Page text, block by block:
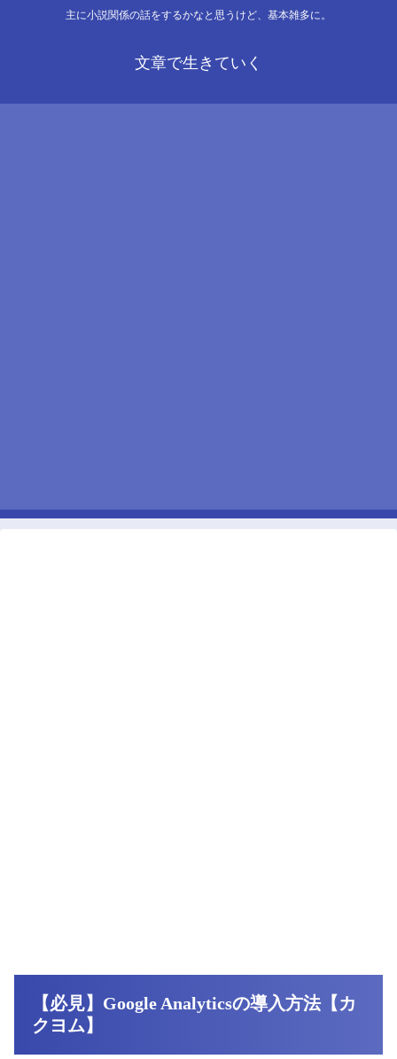
主に小説関係の話をするかなと思うけど、基本雑多に。
文章で生きていく
【必見】Google Analyticsの導入方法【カ
クヨム】